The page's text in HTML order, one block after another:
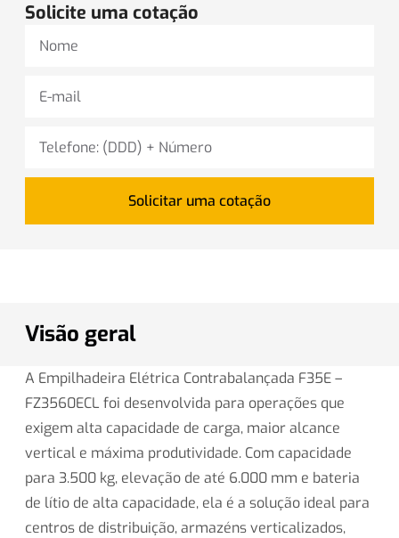
Visão geral
A Empilhadeira Elétrica Contrabalançada F35E –
FZ3560ECL foi desenvolvida para operações que
exigem alta capacidade de carga, maior alcance
vertical e máxima produtividade. Com capacidade
para 3.500 kg, elevação de até 6.000 mm e bateria
de lítio de alta capacidade, ela é a solução ideal para
centros de distribuição, armazéns verticalizados,
Solicite uma cotação
Solicitar uma cotação